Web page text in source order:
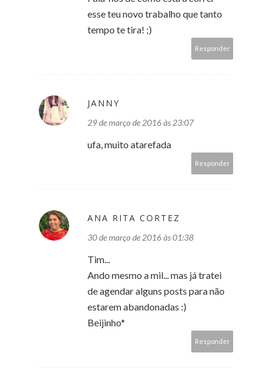
esse teu novo trabalho que tanto
tempo te tira! ;)
Responder
JANNY
29 de março de 2016 às 23:07
ufa, muito atarefada
Responder
ANA RITA CORTEZ
30 de março de 2016 às 01:38
Tim...
Ando mesmo a mil... mas já tratei
de agendar alguns posts para não
estarem abandonadas :)
Beijinho*
Responder